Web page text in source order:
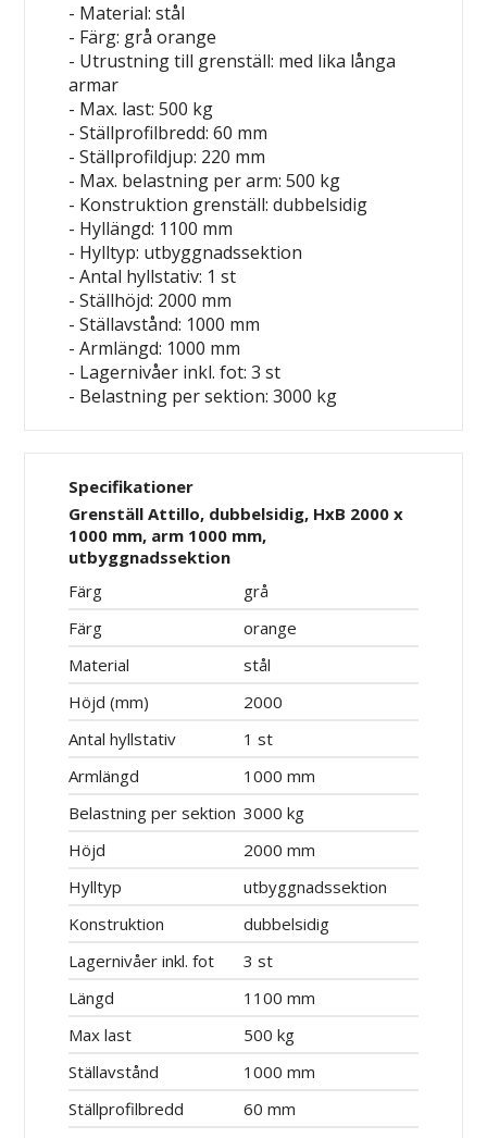
- Material: stål
- Färg: gråorange
- Utrustning till grenställ: med lika långa
armar
- Max. last: 500 kg
- Ställprofilbredd: 60 mm
- Ställprofildjup: 220 mm
- Max. belastning per arm: 500 kg
- Konstruktion grenställ: dubbelsidig
- Hyllängd: 1100 mm
- Hylltyp: utbyggnadssektion
- Antal hyllstativ: 1 st
- Ställhöjd: 2000 mm
- Ställavstånd: 1000 mm
- Armlängd: 1000 mm
- Lagernivåer inkl. fot: 3 st
- Belastning per sektion: 3000 kg
Specifikationer
Grenställ Attillo, dubbelsidig, HxB 2000 x
1000 mm, arm 1000 mm,
utbyggnadssektion
Färg
grå
Färg
orange
Material
stål
Höjd (mm)
2000
Antal hyllstativ
1 st
Armlängd
1000 mm
Belastning per sektion 3000 kg
Höjd
2000 mm
Hylltyp
utbyggnadssektion
Konstruktion
dubbelsidig
Lagernivåer inkl. fot
3 st
Längd
1100 mm
Max last
500 kg
Ställavstånd
1000 mm
Ställprofilbredd
60 mm